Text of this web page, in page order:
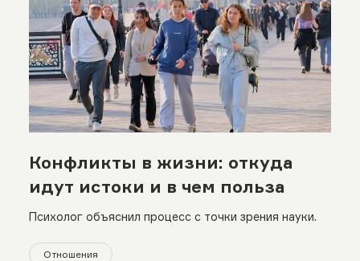
Конфликты в жизни: откуда
идут истоки и в чем польза
Психолог объяснил процесс с точки зрения науки.
Отношения